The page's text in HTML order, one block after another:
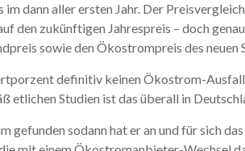
dann aller ersten Jahr. Der
den zukünftigen Jahrespreis – doch
sowie den Ökostrompreis des neuen
definitiv keinen Ökostrom-
etlichen Studien ist das überall in
gefunden sodann hat er an und für sich